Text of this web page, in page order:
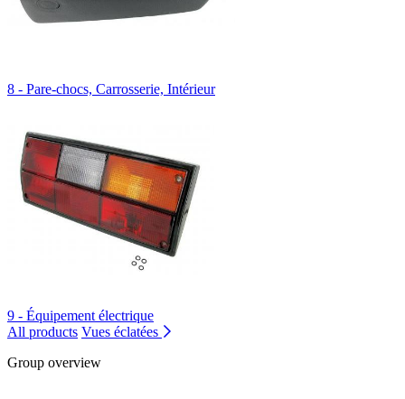
8 - Pare-chocs, Carrosserie, Intérieur
9 - Équipement électrique
All products Vues éclatées
Group overview